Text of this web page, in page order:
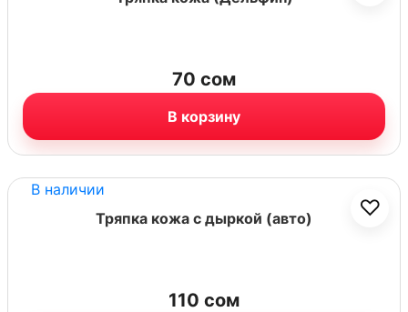
70 сом
В корзину
В наличии
♡
Тряпка кожа с дыркой (авто)
110 сом